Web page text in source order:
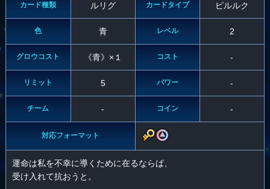
カード種類 ルリグ カードタイプ ピルルク
色 青 レベル 2
グロウコスト 《青》×１ コスト -
リミット 5 パワー -
チーム - コイン -
対応フォーマット
運命は私を不幸に導くために在るならば、
受け入れて抗おうと。